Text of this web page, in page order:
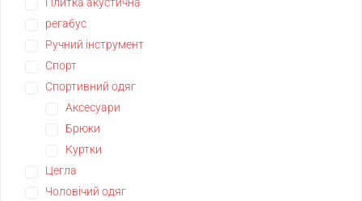
регабус
Ручний інструмент
Спорт
Спортивний одяг
Аксесуари
Брюки
Куртки
Цегла
Чоловічий одяг